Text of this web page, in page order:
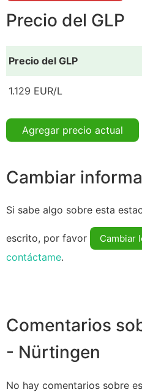
Precio del GLP
Precio del GLP
1.129 EUR/L
Agregar precio actual
Cambiar
Si sabe algo sobre esta
escrito, por favor Cambiar
contáctame.
Comentarios
- Nürtingen
No hay comentarios sobre